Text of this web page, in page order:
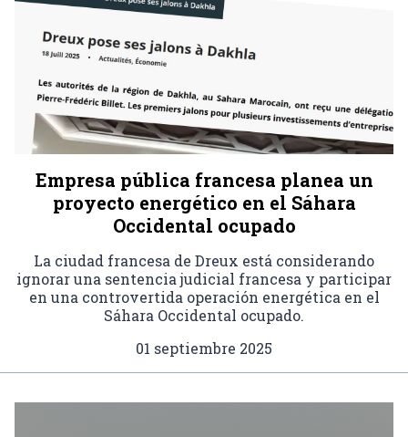
Empresa pública francesa planea un
proyecto energético en el Sáhara
Occidental ocupado
La ciudad francesa de Dreux está considerando
ignorar una sentencia judicial francesa y participar
en una controvertida operación energética en el
Sáhara Occidental ocupado.
01 septiembre 2025